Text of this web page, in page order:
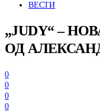
ВЕСТИ
„JUDY“ –
ОД
0
0
0
0